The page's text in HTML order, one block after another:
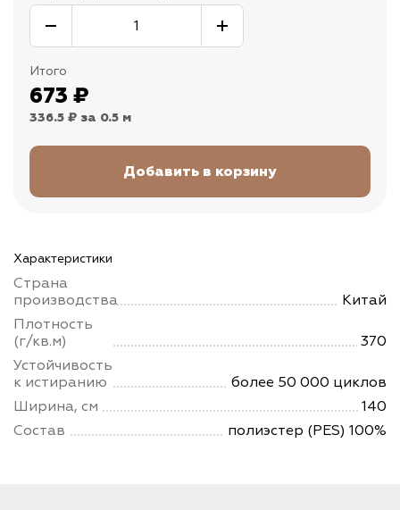
Итого
673 ₽
336.5 ₽ за 0.5 м
Характеристики
Страна
производства
Китай
Плотность
(г/кв.м)
370
Устойчивость
к истиранию
более 50 000 циклов
Ширина, см
140
Состав
полиэстер (PES) 100%